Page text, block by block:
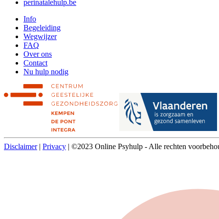
perinatalehulp.be
Info
Begeleiding
Wegwijzer
FAQ
Over ons
Contact
Nu hulp nodig
Disclaimer| Privacy | ©2023 Online Psyhulp - Alle rechten